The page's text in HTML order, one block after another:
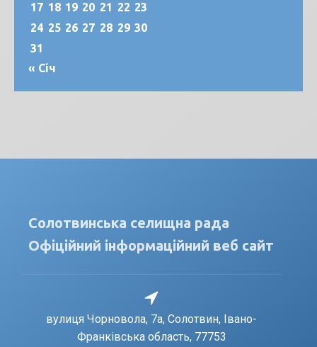
17 18 19 20 21 22 23
24 25 26 27 28 29 30
31
« Січ
Солотвинська селищна рада
Офіційний інформаційний веб сайт
вулиця Чорновола, 7a, Солотвин, Івано-
Франківська область, 77753